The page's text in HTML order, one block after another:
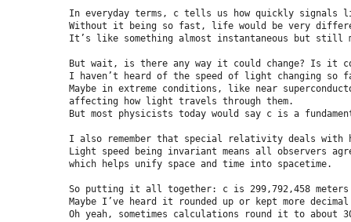
In everyday terms, c tells us how quickly signals
Without it being so fast, life would be very
It’s like something almost instantaneous but
But wait, is there any way it could change? Is it
I haven’t heard of the speed of light changing so
Maybe in extreme conditions, like near
affecting how light travels through them.
But most physicists today would say c is a
I also remember that special relativity deals with
Light speed being invariant means all observers
which helps unify space and time into spacetime.
So putting it all together: c is 299,792,458
Maybe I’ve heard it rounded up or kept more
Oh yeah, sometimes calculations round it to